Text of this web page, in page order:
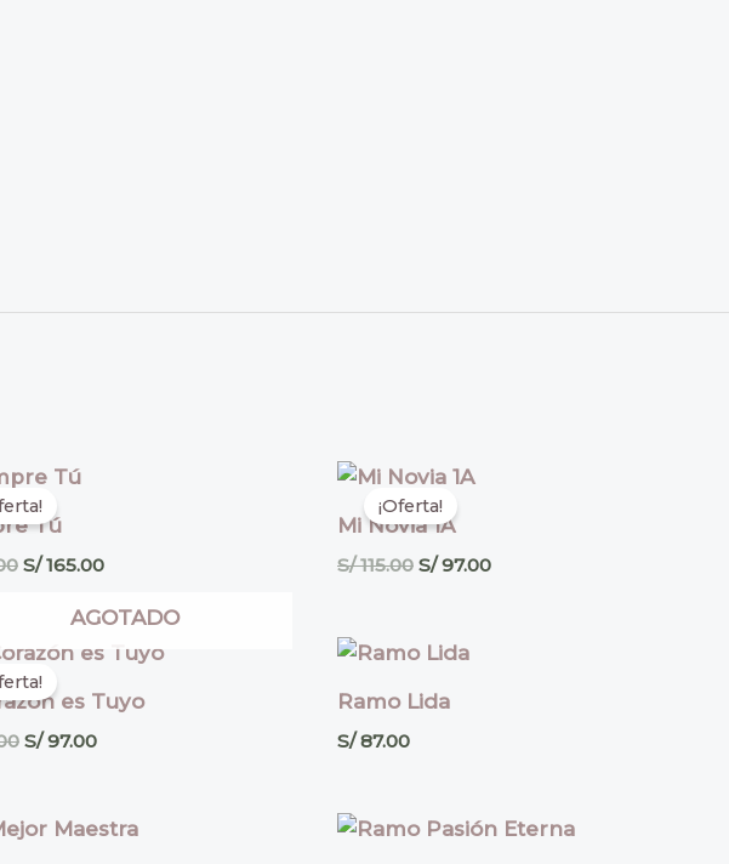
Tú
El
original
era:
S/ 195.00.
S/165.00S/ 165.00.
¡Oferta!
Mi Novia 1A
S/115.00
El
original
era:
S/ 115.00.
S/97.00S/ 97.00.
AGOTADO
es Tuyo
El
precio
original
era:
S/ 108.00.
S/97.00
El
precio
actual
es:
S/ 97.00.
Ramo Lida
S/87.00